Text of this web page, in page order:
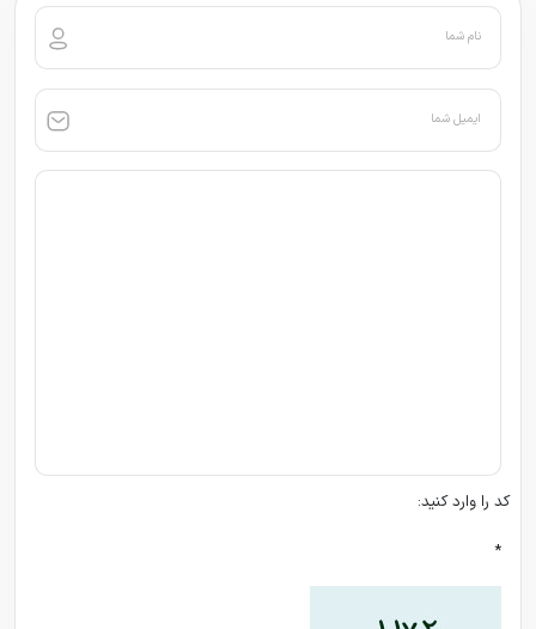
نام شما
ایمیل شما
کد را وارد کنید:
*